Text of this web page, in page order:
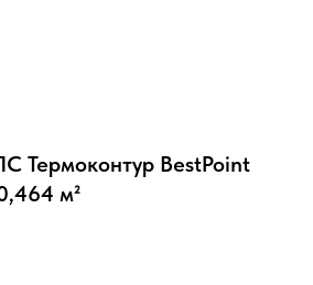
Термоконтур BestPoint
м²